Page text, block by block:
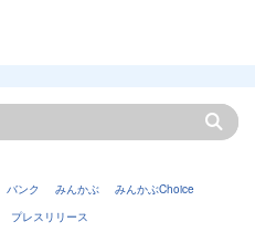
バンク みんかぶ
みんかぶChoice
プレスリリース